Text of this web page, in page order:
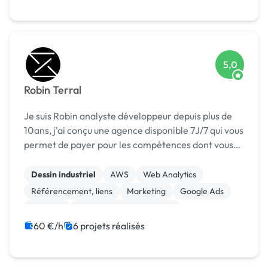
Robin Terral
5,0
Je suis Robin analyste développeur depuis plus de
10ans, j'ai conçu une agence disponible 7J/7 qui vous
permet de payer pour les compétences dont vous
développeur full stack (moi), 1 développeur P...
Dessin industriel AWS
Web Analytics
Référencement, liens
Marketing
Google Ads
Campagne display avec bannières
60 €/h 6 projets réalisés